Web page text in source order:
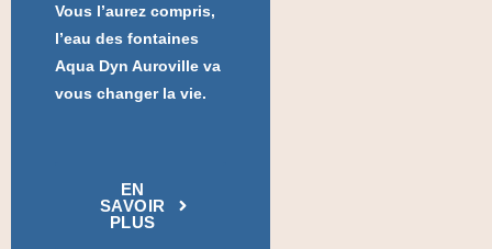
Vous l’aurez compris,
l’eau des fontaines
Aqua Dyn Auroville va
vous changer la vie.
EN
SAVOIR
PLUS